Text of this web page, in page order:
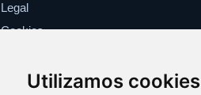
Utilizamos cookies
Legal
Cookies